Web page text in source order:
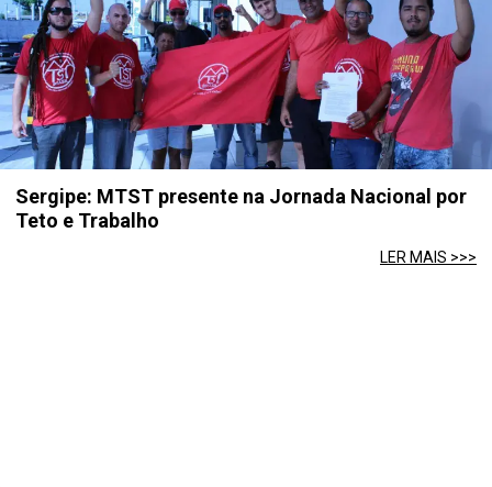
Sergipe: MTST presente na Jornada Nacional por
Teto e Trabalho
LER MAIS >>>